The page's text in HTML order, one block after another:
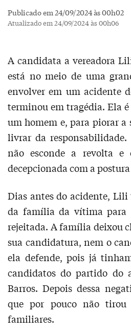
Publicado em 24/09/2024 às 00h02
Atualizado em 24/09/2024 às 00h06
A candidata a vereadora
está no meio de uma
envolver em um acidente
terminou em tragédia. Ela
um homem e, para piorar a
livrar da
não esconde a revolta e
decepcionada com a
Dias antes do acidente,
da família da vítima para
rejeitada. A família deixou
sua candidatura, nem o
ela defende, pois já
candidatos do partido do
Barros. Depois dessa
que por pouco não
familiares.